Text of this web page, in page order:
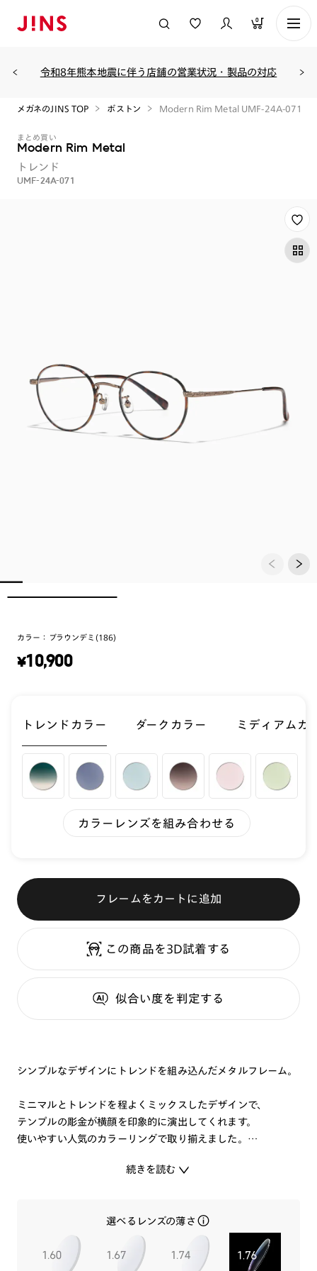
0
令和8年熊本地震に伴う店舗の営業状況・製品の対応
メガネのJINS TOP ボストン Modern Rim Metal UMF-24A-071
まとめ買い
Modern Rim Metal
トレンド
UMF-24A-071
カラー： ブラウンデミ(186)
¥10,900
トレンドカラー ダークカラー ミディアムカ
カラーレンズを組み合わせる
フレームをカートに追加
この商品を3D試着する
似合い度を判定する
シンプルなデザインにトレンドを組み込んだメタルフレーム。
ミニマルとトレンドを程よくミックスしたデザインで、
テンプルの彫金が横顔を印象的に演出してくれます。
使いやすい人気のカラーリングで取り揃えました。
続きを読む
選べるレンズの薄さ